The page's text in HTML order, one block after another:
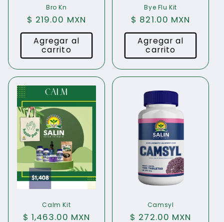
Bro Kn
Precio
habitual
$ 219.00 MXN
Agregar al
carrito
Bye Flu Kit
Precio
habitual
$ 821.00 MXN
Agregar al
carrito
Calm Kit
Precio
$ 1,463.00 MXN
Camsyl
Precio
$ 272.00 MXN